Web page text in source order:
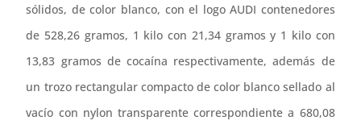
sólidos, de color blanco, con el logo AUDI contenedores
de 528,26 gramos, 1 kilo con 21,34 gramos y 1 kilo con
13,83 gramos de cocaína respectivamente, además de
un trozo rectangular compacto de color blanco sellado al
vacío con nylon transparente correspondiente a 680,08